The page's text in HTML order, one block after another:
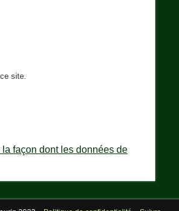
site.
façon dont les données de